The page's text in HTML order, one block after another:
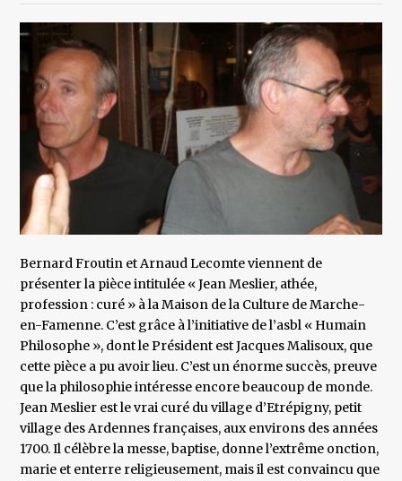
Bernard Froutin et Arnaud Lecomte viennent de
présenter la pièce intitulée « Jean Meslier, athée,
profession : curé » à la Maison de la Culture de Marche-
en-Famenne. C’est grâce à l’initiative de l’asbl « Humain
Philosophe », dont le Président est Jacques Malisoux, que
cette pièce a pu avoir lieu. C’est un énorme succès, preuve
que la philosophie intéresse encore beaucoup de monde.
Jean Meslier est le vrai curé du village d’Etrépigny, petit
village des Ardennes françaises, aux environs des années
1700. Il célèbre la messe, baptise, donne l’extrême onction,
marie et enterre religieusement, mais il est convaincu que